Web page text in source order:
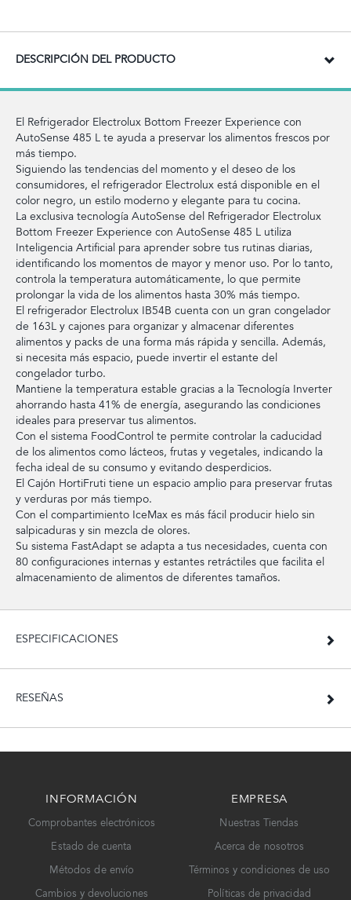
DESCRIPCIÓN DEL PRODUCTO
El Refrigerador Electrolux Bottom Freezer Experience con
AutoSense 485 L te ayuda a preservar los alimentos frescos por
más tiempo.
Siguiendo las tendencias del momento y el deseo de los
consumidores, el refrigerador Electrolux está disponible en el
color negro, un estilo moderno y elegante para tu cocina.
La exclusiva tecnología AutoSense del Refrigerador Electrolux
Bottom Freezer Experience con AutoSense 485 L utiliza
Inteligencia Artificial para aprender sobre tus rutinas diarias,
identificando los momentos de mayor y menor uso. Por lo tanto,
controla la temperatura automáticamente, lo que permite
prolongar la vida de los alimentos hasta 30% más tiempo.
El refrigerador Electrolux IB54B cuenta con un gran congelador
de 163L y cajones para organizar y almacenar diferentes
alimentos y packs de una forma más rápida y sencilla. Además,
si necesita más espacio, puede invertir el estante del
congelador turbo.
Mantiene la temperatura estable gracias a la Tecnología Inverter
ahorrando hasta 41% de energía, asegurando las condiciones
ideales para preservar tus alimentos.
Con el sistema FoodControl te permite controlar la caducidad
de los alimentos como lácteos, frutas y vegetales, indicando la
fecha ideal de su consumo y evitando desperdicios.
El Cajón HortiFruti tiene un espacio amplio para preservar frutas
y verduras por más tiempo.
Con el compartimiento IceMax es más fácil producir hielo sin
salpicaduras y sin mezcla de olores.
Su sistema FastAdapt se adapta a tus necesidades, cuenta con
80 configuraciones internas y estantes retráctiles que facilita el
almacenamiento de alimentos de diferentes tamaños.
ESPECIFICACIONES
RESEÑAS
INFORMACIÓN
Comprobantes electrónicos
Estado de cuenta
Métodos de envío
Cambios y devoluciones
EMPRESA
Nuestras Tiendas
Acerca de nosotros
Términos y condiciones de uso
Políticas de privacidad